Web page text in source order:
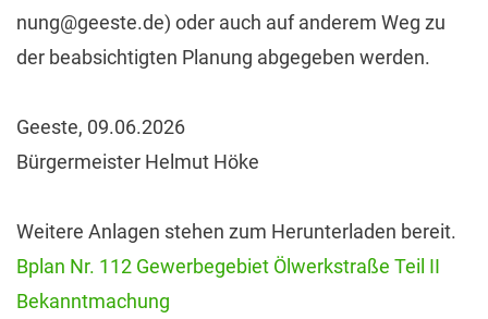
nung@geeste.de) oder auch auf anderem Weg zu
der beabsichtigten Planung abgegeben werden.
Geeste, 09.06.2026
Bürgermeister Helmut Höke
Weitere Anlagen stehen zum Herunterladen bereit.
Bplan Nr. 112 Gewerbegebiet Ölwerkstraße Teil II
Bekanntmachung